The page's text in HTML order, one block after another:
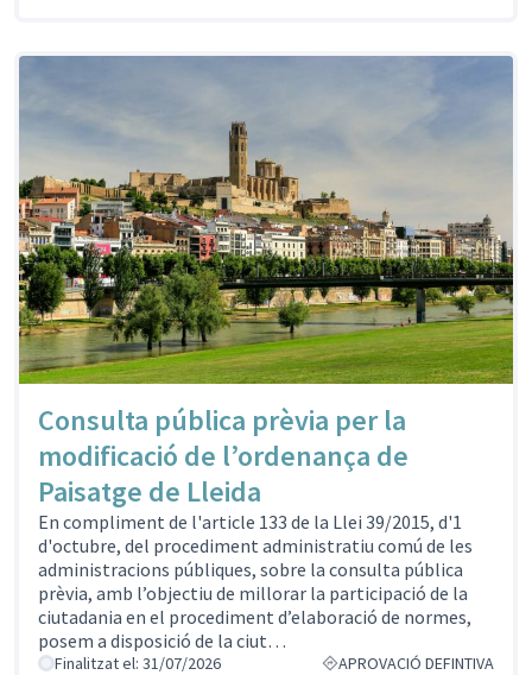
Consulta pública prèvia per la
modificació de l’ordenança de
Paisatge de Lleida
En compliment de l'article 133 de la Llei 39/2015, d'1
d'octubre, del procediment administratiu comú de les
administracions públiques, sobre la consulta pública
prèvia, amb l’objectiu de millorar la participació de la
ciutadania en el procediment d’elaboració de normes,
posem a disposició de la ciut…
Finalitzat el: 31/07/2026 APROVACIÓ DEFINTIVA